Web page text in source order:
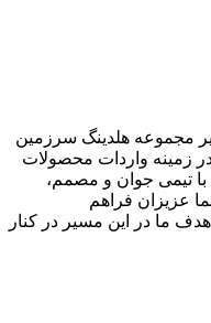
مجموعه هلدینگ سرزمین
زمینه واردات محصولات
تیمی جوان و مصمم،
عزیزان فراهم
ما در این مسیر در کنار